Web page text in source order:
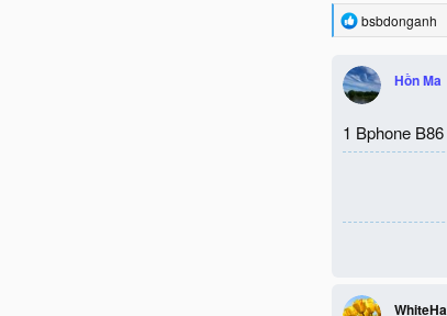
R
e
c
t
i
o
n
s
bsbdonganh
Hồn Ma
1 Bphone